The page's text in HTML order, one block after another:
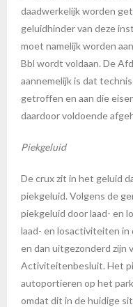
daadwerkelijk worden
geluidhinder van deze
moet namelijk worden
Bbl wordt voldaan. De
aannemelijk is dat
getroffen en aan die
daardoor voldoende
Piekgeluid
De crux zit in het geluid
piekgeluid. Volgens de
piekgeluid door laad- en
laad- en losactiviteiten in
en dan uitgezonderd zijn
Activiteitenbesluit. Het
autoportieren op het
omdat dit in de huidige